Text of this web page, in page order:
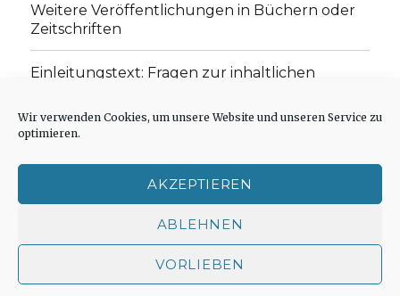
Wir verwenden Cookies, um unsere Website und unseren Service zu
optimieren.
AKZEPTIEREN
ABLEHNEN
VORLIEBEN
Weitere Veröffentlichungen in Büchern oder
Zeitschriften
Einleitungstext: Fragen zur inhaltlichen
„schwachen Glaubens“
Cookie-Richtlinie (EU)
Impressum